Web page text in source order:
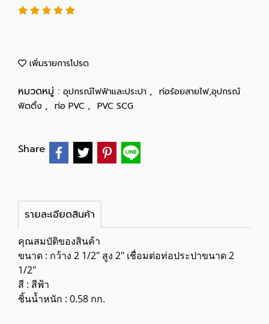
เพิ่มรายการโปรด
หมวดหมู่ : อุปกรณ์ไฟฟ้าและประปา , ท่อร้อยสายไฟ,อุปกรณ์
ฟิตติ้ง , ท่อ PVC , PVC SCG
Share
รายละเอียดสินค้า
คุณสมบัติของสินค้า
ขนาด : กว้าง 2 1/2" สูง 2" เชื่อมต่อท่อประปาขนาด 2
1/2"
สี : สีฟ้า
ชิ้นน้ำหนัก : 0.58 กก.